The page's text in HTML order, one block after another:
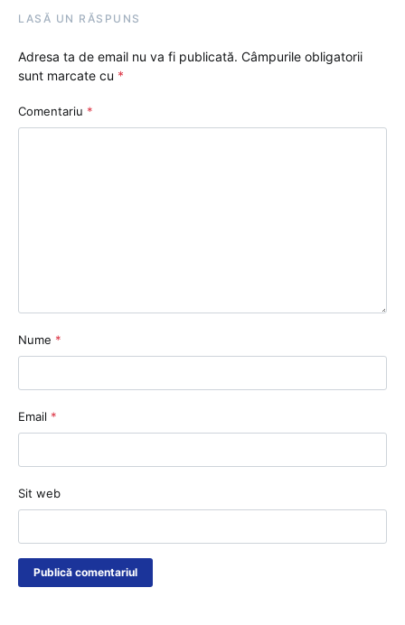
LASĂ UN RĂSPUNS
Adresa ta de email nu va fi publicată. Câmpurile obligatorii
sunt marcate cu *
Comentariu *
Nume *
Email *
Sit web